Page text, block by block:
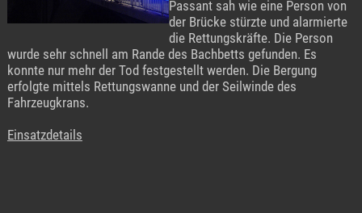
Passant sah wie eine Person von
der Brücke stürzte und alarmierte
die Rettungskräfte. Die Person
wurde sehr schnell am Rande des Bachbetts gefunden. Es
konnte nur mehr der Tod festgestellt werden. Die Bergung
erfolgte mittels Rettungswanne und der Seilwinde des
Fahrzeugkrans.
Einsatzdetails